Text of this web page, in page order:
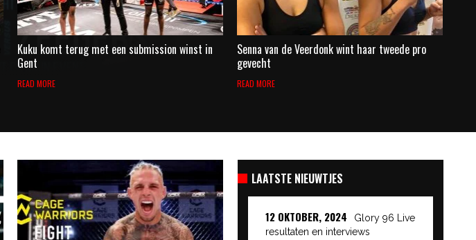
Kuku komt terug met een submission winst in
Gent
READ MORE
Senna van de Veerdonk wint haar tweede pro
gevecht
READ MORE
LAATSTE NIEUWTJES
12 OKTOBER, 2024
Glory 96 Live
resultaten en interviews